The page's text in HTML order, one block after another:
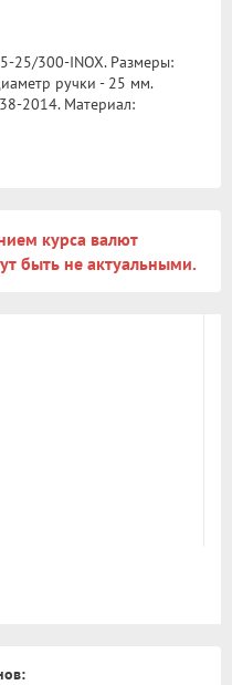
25/300-INOX. Размеры:
ручки - 25 мм.
2014. Материал:
курса валют
быть не актуальными.